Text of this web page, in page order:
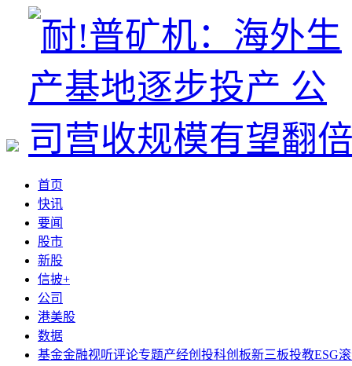
首页
快讯
要闻
股市
新股
信披+
公司
港美股
数据
基金金融视听评论专题产经创投科创板新三板投教ESG